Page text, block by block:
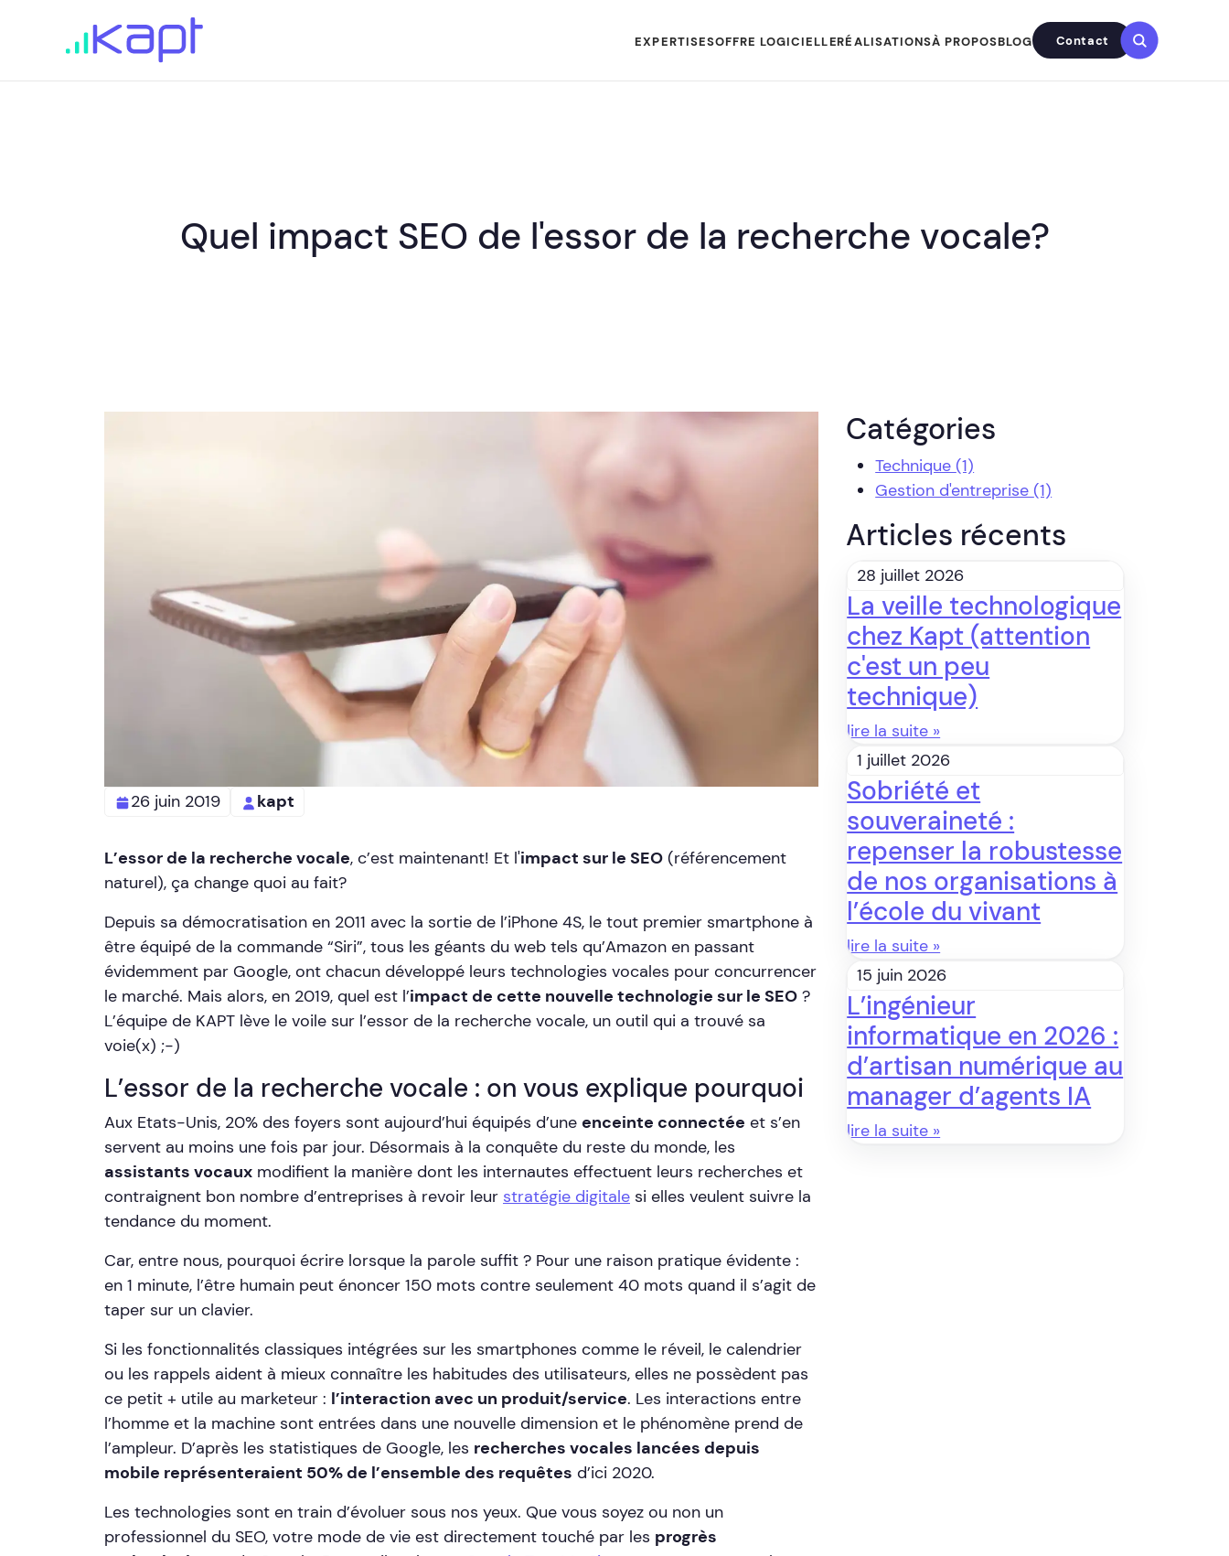
EXPERTISESOFFRE LOGICIELLERÉALISATIONSÀ PROPOSBLOG Contact
Quel impact SEO de l'essor de la recherche vocale?
26 juin 2019 kapt
L’essor de la recherche vocale, c’est maintenant! Et l'impact sur le SEO (référencement
naturel), ça change quoi au fait?
Depuis sa démocratisation en 2011 avec la sortie de l’iPhone 4S, le tout premier smartphone à
être équipé de la commande “Siri”, tous les géants du web tels qu’Amazon en passant
évidemment par Google, ont chacun développé leurs technologies vocales pour concurrencer
le marché. Mais alors, en 2019, quel est l’impact de cette nouvelle technologie sur le SEO ?
L’équipe de KAPT lève le voile sur l’essor de la recherche vocale, un outil qui a trouvé sa
voie(x) ;-)
L’essor de la recherche vocale : on vous explique pourquoi
Aux Etats-Unis, 20% des foyers sont aujourd’hui équipés d’une enceinte connectée et s’en
servent au moins une fois par jour. Désormais à la conquête du reste du monde, les
assistants vocaux modifient la manière dont les internautes effectuent leurs recherches et
contraignent bon nombre d’entreprises à revoir leur stratégie digitale si elles veulent suivre la
tendance du moment.
Car, entre nous, pourquoi écrire lorsque la parole suffit ? Pour une raison pratique évidente :
en 1 minute, l’être humain peut énoncer 150 mots contre seulement 40 mots quand il s’agit de
taper sur un clavier.
Si les fonctionnalités classiques intégrées sur les smartphones comme le réveil, le calendrier
ou les rappels aident à mieux connaître les habitudes des utilisateurs, elles ne possèdent pas
ce petit + utile au marketeur : l’interaction avec un produit/service. Les interactions entre
l’homme et la machine sont entrées dans une nouvelle dimension et le phénomène prend de
l’ampleur. D’après les statistiques de Google, les recherches vocales lancées depuis
mobile représenteraient 50% de l’ensemble des requêtes d’ici 2020.
Les technologies sont en train d’évoluer sous nos yeux. Que vous soyez ou non un
professionnel du SEO, votre mode de vie est directement touché par les progrès
Catégories
Technique (1)
Gestion d'entreprise (1)
Articles récents
28 juillet 2026
La veille technologique
chez Kapt (attention
c'est un peu
technique)
lire la suite »
1 juillet 2026
Sobriété et
souveraineté :
repenser la robustesse
de nos organisations à
l’école du vivant
lire la suite »
15 juin 2026
L’ingénieur
informatique en 2026 :
d’artisan numérique au
manager d’agents IA
lire la suite »